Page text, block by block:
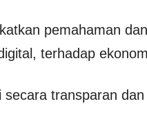
pemahaman
terhadap
transparan